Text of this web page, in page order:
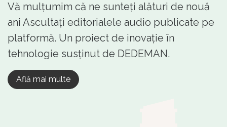
Vă mulțumim că ne sunteți alături de nouă
ani Ascultați editorialele audio publicate pe
platformă. Un proiect de inovație în
tehnologie susținut de DEDEMAN.
Află mai multe